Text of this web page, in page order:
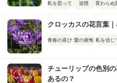
私を思って 追憶 変わらぬ
クロッカスの花言葉
青春の喜び 愛の後悔 私を信じ
チューリップの色別
あるの？